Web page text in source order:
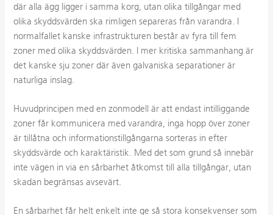
där alla ägg ligger i samma korg, utan olika tillgångar med
olika skyddsvärden ska rimligen separeras från varandra. I
normalfallet kanske infrastrukturen består av fyra till fem
zoner med olika skyddsvärden. I mer kritiska sammanhang är
det kanske sju zoner där även galvaniska separationer är
naturliga inslag.
Huvudprincipen med en zonmodell är att endast intilliggande
zoner får kommunicera med varandra, inga hopp över zoner
är tillåtna och informationstillgångarna sorteras in efter
skyddsvärde och karaktäristik. Med det som grund så innebär
inte vägen in via en sårbarhet åtkomst till alla tillgångar, utan
skadan begränsas avsevärt.
En sårbarhet får helt enkelt inte ge så stora konsekvenser som